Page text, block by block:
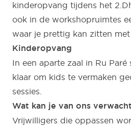
kinderopvang tijdens het
ook in de workshopruimtes
waar je prettig kan zitten
Kinderopvang
In een aparte zaal in Ru
klaar om kids te vermaken
sessies.
Wat kan je van ons
Vrijwilligers die oppassen